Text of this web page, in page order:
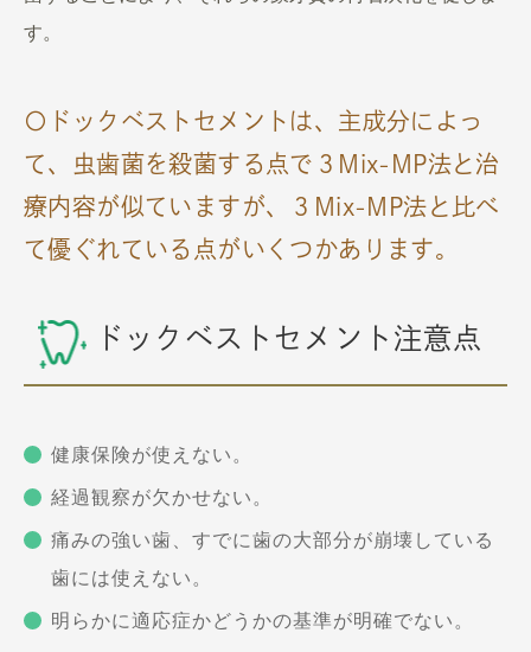
す。
〇ドックベストセメントは、主成分によっ
て、虫歯菌を殺菌する点で３Mix-MP法と治
療内容が似ていますが、３Mix-MP法と比べ
て優ぐれている点がいくつかあります。
ドックベストセメント注意点
健康保険が使えない。
経過観察が欠かせない。
痛みの強い歯、すでに歯の大部分が崩壊している
歯には使えない。
明らかに適応症かどうかの基準が明確でない。